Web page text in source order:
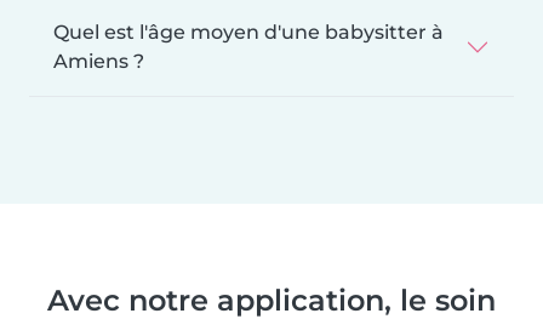
Quel est l'âge moyen d'une babysitter à
Amiens ?
Avec notre application, le soin